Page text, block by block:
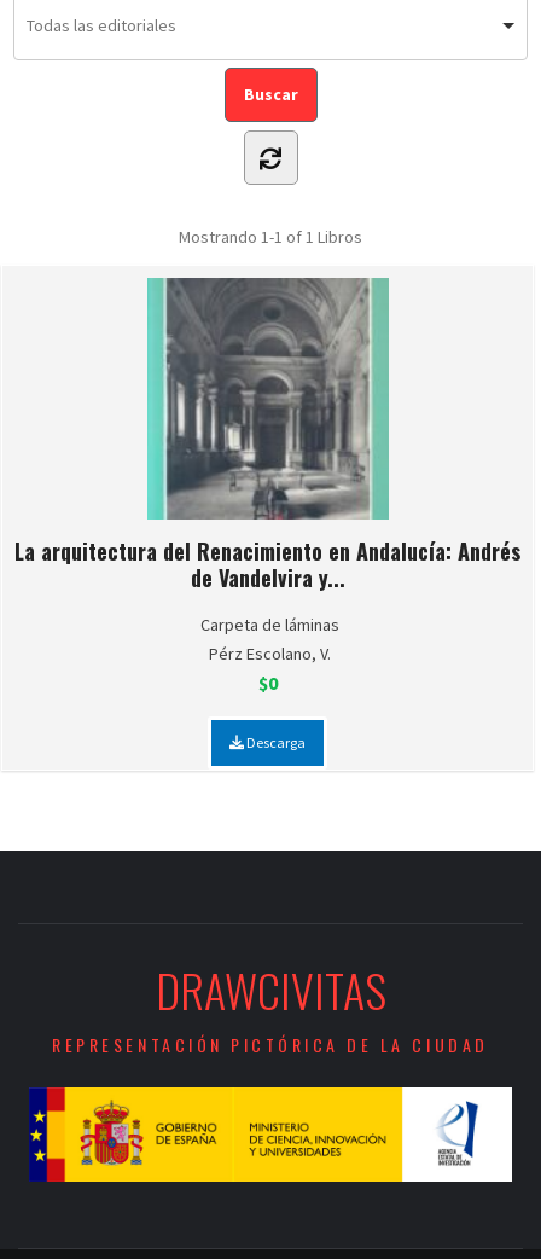
Mostrando 1-1 of 1 Libros
La arquitectura del Renacimiento en Andalucía: Andrés
de Vandelvira y...
Carpeta de láminas
Pérz Escolano, V.
$0
Descarga
DRAWCIVITAS
REPRESENTACIÓN PICTÓRICA DE LA CIUDAD